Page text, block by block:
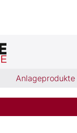
Anlageprodukte
Ausgabe BÖRSE